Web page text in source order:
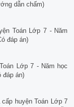
dẫn chấm)
Toán Lớp 7 - Năm
đáp án)
Lớp 7 - Năm học
đáp án)
huyện Toán Lớp 7